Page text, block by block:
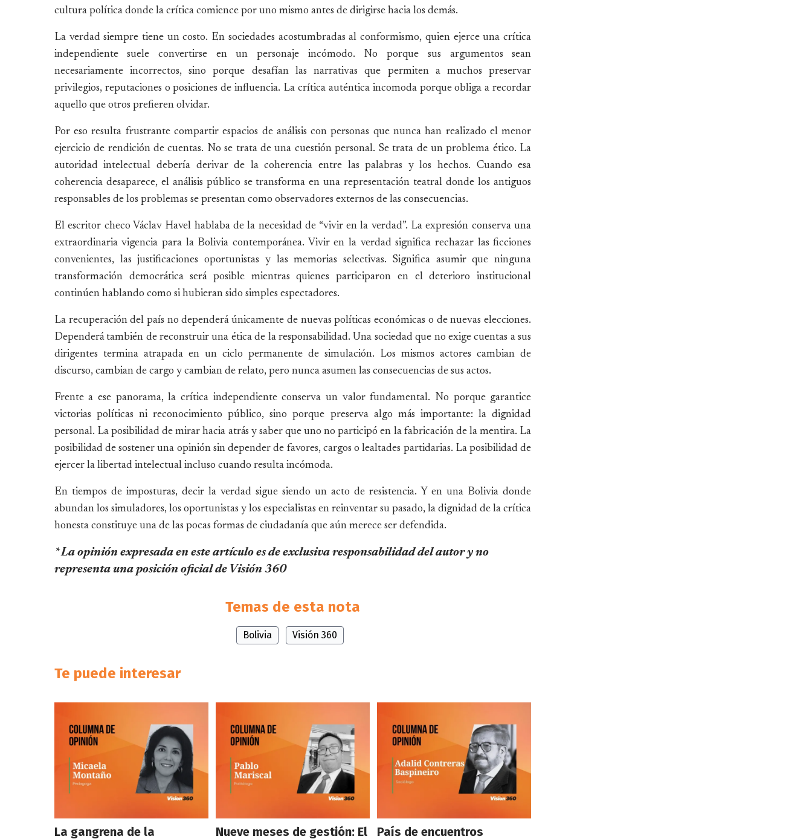
cultura política donde la crítica comience por uno mismo antes de dirigirse hacia los demás.
La verdad siempre tiene un costo. En sociedades acostumbradas al conformismo, quien ejerce una crítica
independiente suele convertirse en un personaje incómodo. No porque sus argumentos sean
necesariamente incorrectos, sino porque desafían las narrativas que permiten a muchos preservar
privilegios, reputaciones o posiciones de influencia. La crítica auténtica incomoda porque obliga a recordar
aquello que otros prefieren olvidar.
Por eso resulta frustrante compartir espacios de análisis con personas que nunca han realizado el menor
ejercicio de rendición de cuentas. No se trata de una cuestión personal. Se trata de un problema ético. La
autoridad intelectual debería derivar de la coherencia entre las palabras y los hechos. Cuando esa
coherencia desaparece, el análisis público se transforma en una representación teatral donde los antiguos
responsables de los problemas se presentan como observadores externos de las consecuencias.
El escritor checo Václav Havel hablaba de la necesidad de “vivir en la verdad”. La expresión conserva una
extraordinaria vigencia para la Bolivia contemporánea. Vivir en la verdad significa rechazar las ficciones
convenientes, las justificaciones oportunistas y las memorias selectivas. Significa asumir que ninguna
transformación democrática será posible mientras quienes participaron en el deterioro institucional
continúen hablando como si hubieran sido simples espectadores.
La recuperación del país no dependerá únicamente de nuevas políticas económicas o de nuevas elecciones.
Dependerá también de reconstruir una ética de la responsabilidad. Una sociedad que no exige cuentas a sus
dirigentes termina atrapada en un ciclo permanente de simulación. Los mismos actores cambian de
discurso, cambian de cargo y cambian de relato, pero nunca asumen las consecuencias de sus actos.
Frente a ese panorama, la crítica independiente conserva un valor fundamental. No porque garantice
victorias políticas ni reconocimiento público, sino porque preserva algo más importante: la dignidad
personal. La posibilidad de mirar hacia atrás y saber que uno no participó en la fabricación de la mentira. La
posibilidad de sostener una opinión sin depender de favores, cargos o lealtades partidarias. La posibilidad de
ejercer la libertad intelectual incluso cuando resulta incómoda.
En tiempos de imposturas, decir la verdad sigue siendo un acto de resistencia. Y en una Bolivia donde
abundan los simuladores, los oportunistas y los especialistas en reinventar su pasado, la dignidad de la crítica
honesta constituye una de las pocas formas de ciudadanía que aún merece ser defendida.
* La opinión expresada en este artículo es de exclusiva responsabilidad del autor y no
representa una posición oficial de Visión 360
Temas de esta nota
Bolivia Visión 360
Te puede interesar
La gangrena de la Nueve meses de gestión: El País de encuentros